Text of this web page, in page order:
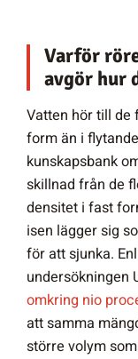
Varför
avgör hur
Vatten hör till de
form än i
kunskapsbank
skillnad från de
densitet i fast
isen lägger sig
för att sjunka.
undersökningen
omkring nio
att samma
större volym